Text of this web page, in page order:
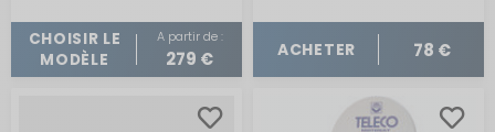
CHOISIR LE
MODÈLE
A partir de :
279 € ACHETER 78 €